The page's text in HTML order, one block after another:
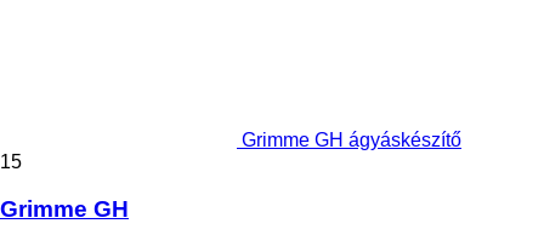
Grimme GH ágyáskészítő
15
Grimme GH